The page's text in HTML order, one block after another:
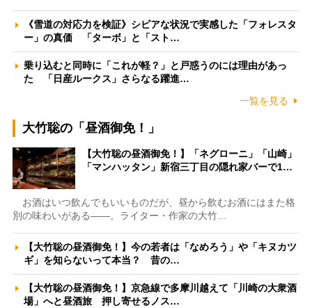
《雪道の対応力を検証》シビアな状況で実感した「フォレスタ
ー」の真価 「ターボ」と「スト…
乗り込むと同時に「これが軽？」と戸惑うのには理由があっ
た 「日産ルークス」さらなる躍進…
一覧を見る
大竹聡の「昼酒御免！」
【大竹聡の昼酒御免！】「ネグローニ」「山崎」
「マンハッタン」新宿三丁目の隠れ家バーで1…
お酒はいつ飲んでもいいものだが、昼から飲むお酒にはまた格
別の味わいがある――。ライター・作家の大竹…
【大竹聡の昼酒御免！】今の若者は「なめろう」や「キヌカツ
ギ」を知らないって本当？ 昔の…
【大竹聡の昼酒御免！】京急線で多摩川越えて「川崎の大衆酒
場」へと昼酒旅 押し寄せるノス…